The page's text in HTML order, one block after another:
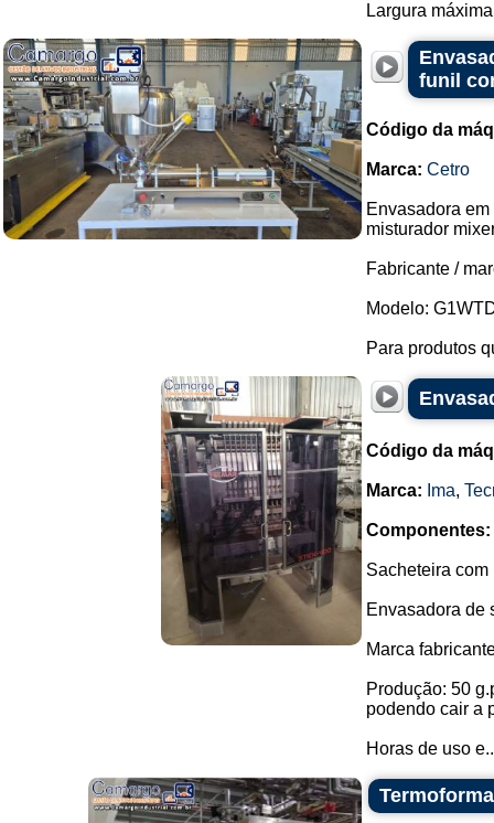
Largura
funil
Código da
Marca: Cetro
Envasadora
misturador
Fabricante /
Modelo:
Para produtos
Código da
Marca: Ima,
Componentes:
Sacheteira com
Envasadora de
Marca
Produção: 50
podendo cair a
Horas de uso